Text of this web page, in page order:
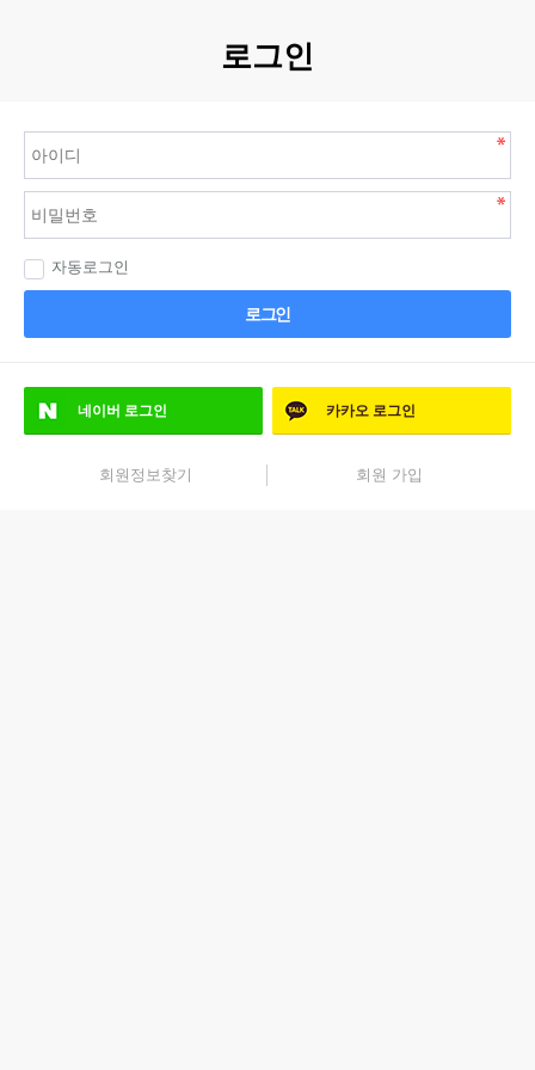
로그인
자동로그인
로그인
네이버 로그인 카카오 로그인
회원정보찾기 회원 가입